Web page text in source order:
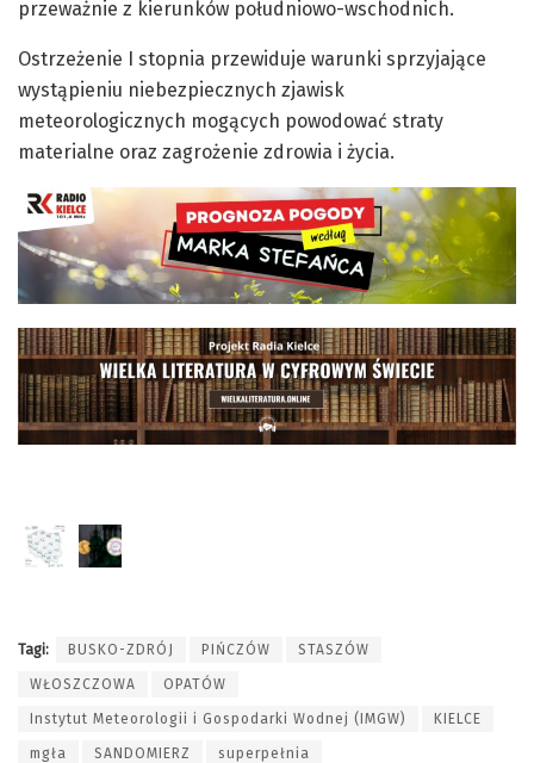
przeważnie z kierunków południowo-wschodnich.
Ostrzeżenie I stopnia przewiduje warunki sprzyjające
wystąpieniu niebezpiecznych zjawisk
meteorologicznych mogących powodować straty
materialne oraz zagrożenie zdrowia i życia.
Tagi: BUSKO-ZDRÓJ PIŃCZÓW STASZÓW
WŁOSZCZOWA OPATÓW
Instytut Meteorologii i Gospodarki Wodnej (IMGW) KIELCE
mgła SANDOMIERZ superpełnia